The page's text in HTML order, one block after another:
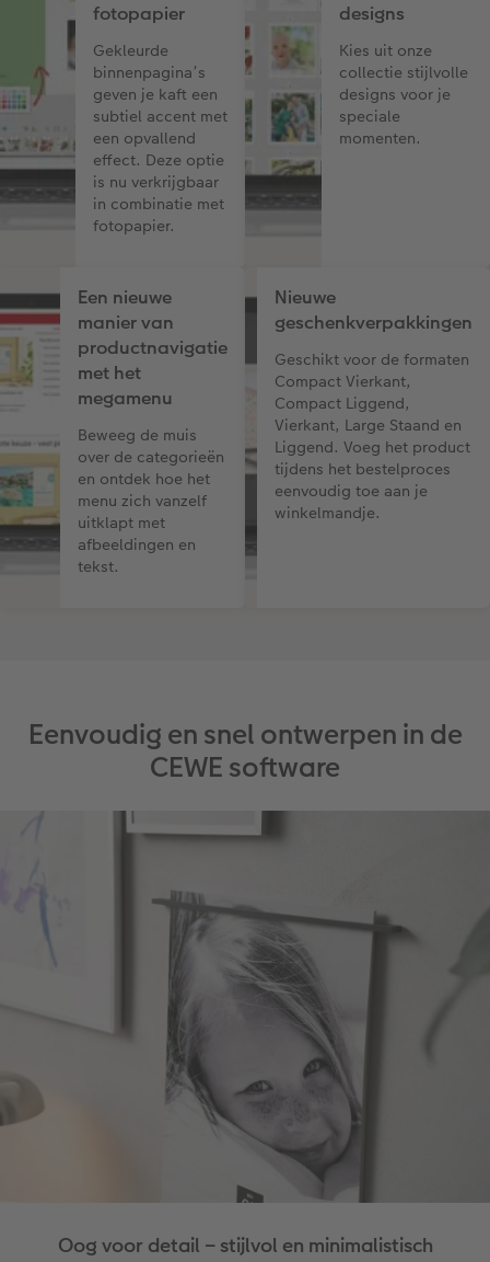
fotopapier
Gekleurde
binnenpagina’s
geven je kaft een
subtiel accent met
een opvallend
effect. Deze optie
is nu verkrijgbaar
in combinatie met
fotopapier.
designs
Kies uit onze
collectie stijlvolle
designs voor je
speciale
momenten.
Een nieuwe
manier van
productnavigatie
met het
megamenu
Beweeg de muis
over de categorieën
en ontdek hoe het
menu zich vanzelf
uitklapt met
afbeeldingen en
tekst.
Nieuwe
geschenkverpakkingen
Geschikt voor de formaten
Compact Vierkant,
Compact Liggend,
Vierkant, Large Staand en
Liggend. Voeg het product
tijdens het bestelproces
eenvoudig toe aan je
winkelmandje.
Eenvoudig en snel ontwerpen in de
CEWE software
Oog voor detail – stijlvol en minimalistisch